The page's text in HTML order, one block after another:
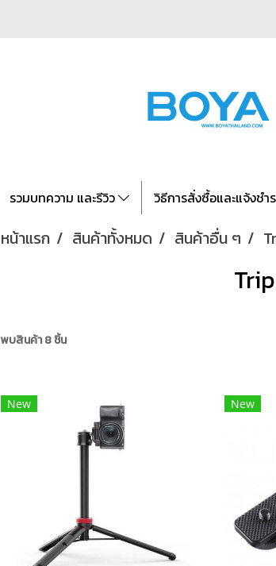
รวมบทความ และรีวิว วิธีการสั่งซื้อและแจ้งชำร
หน้าแรก สินค้าทั้งหมด สินค้าอื่น ๆ
พบสินค้า 8 ชิ้น
New New